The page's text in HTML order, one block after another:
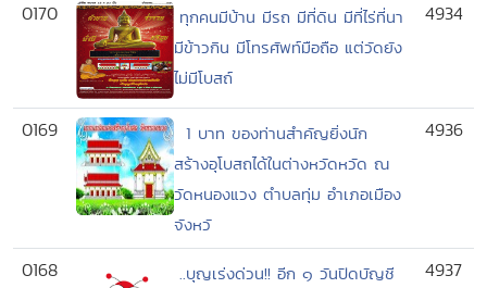
0170
ทุกคนมีบ้าน มีรถ มีที่ดิน มีที่ไร่ที่นา
มีข้าวกิน มีโทรศัพท์มือถือ แต่วัดยัง
ไม่มีโบสถ์
4934
0169
1 บาท ของท่านสำคัญยิ่งนัก
สร้างอุโบสถได้ในต่างหวัดหวัด ณ
วัดหนองแวง ตำบลทุ่ม อำเภอเมือง
จังหวั
4936
0168
..บุญเร่งด่วน!! อีก ๑ วันปิดบัญชี
4937